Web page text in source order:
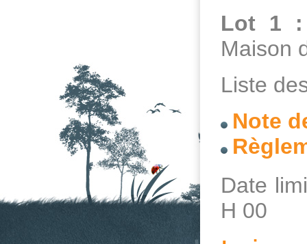
Lot 1 :
Maison
Liste
Note
Date
H 00